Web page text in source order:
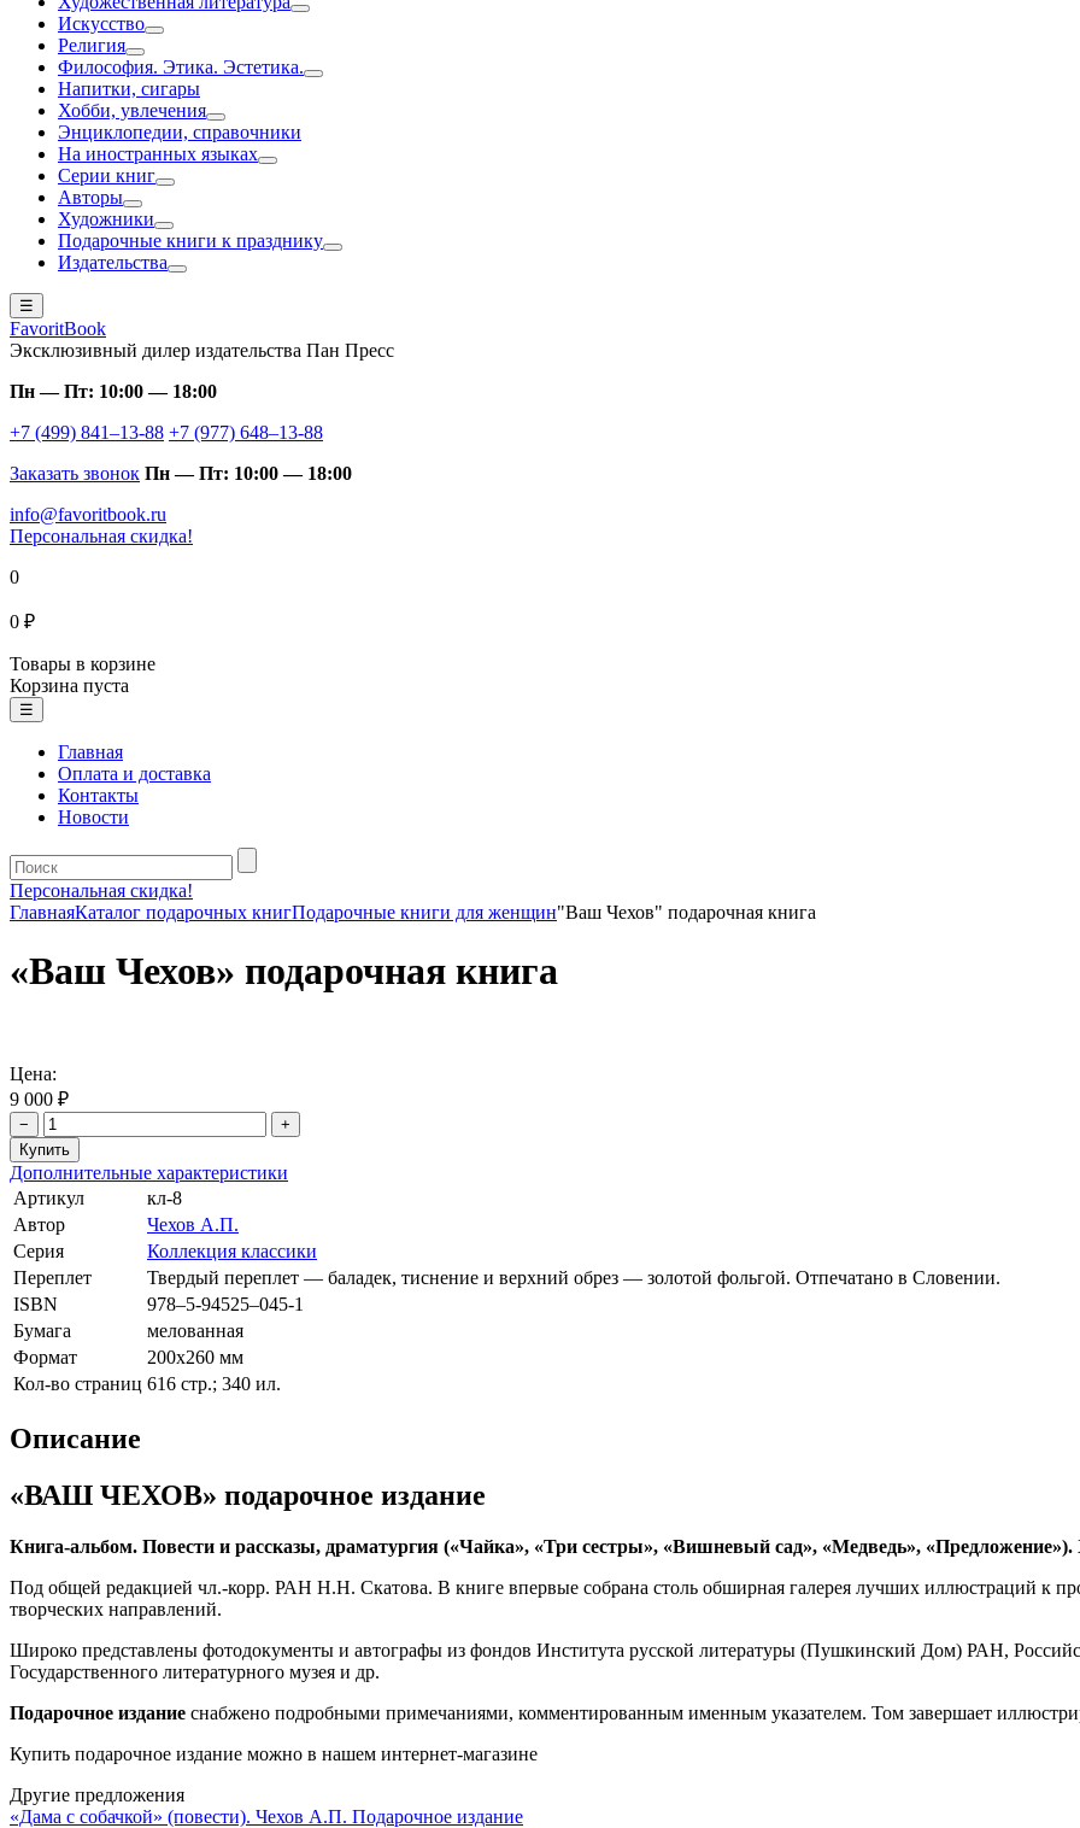
Искусство
Религия
Философия. Этика. Эстетика.
Напитки, сигары
Хобби, увлечения
Энциклопедии, справочники
На иностранных языках
Серии книг
Авторы
Художники
Подарочные книги к празднику
Издательства
☰
FavoritBook
Эксклюзивный дилер издательства Пан Пресс
Пн — Пт: 10:00 — 18:00
+7 (499) 841–13-88 +7 (977) 648–13-88
Заказать звонок Пн — Пт: 10:00 — 18:00
info@favoritbook.ru
Персональная скидка!
0
0 ₽
Товары в корзине
Корзина пуста
☰
Главная
Оплата и доставка
Контакты
Новости
Персональная скидка!
ГлавнаяКаталог подарочных книгПодарочные книги для женщин"Ваш Чехов" подарочная книга
«Ваш Чехов» подарочная книга
Цена:
9 000 ₽
− +
Дополнительные характеристики
Артикул
кл-8
Автор
Чехов А.П.
Серия
Коллекция классики
Переплет
Твердый переплет — баладек, тиснение и верхний обрез — золотой фольгой. Отпечатано в Словении.
ISBN
978–5-94525–045-1
Бумага
мелованная
Формат
200х260 мм
Кол-во страниц 616 стр.; 340 ил.
Описание
«ВАШ ЧЕХОВ» подарочное издание
Книга-альбом. Повести и рассказы, драматургия («Чайка», «Три сестры», «Вишневый сад», «Медведь»,
Под общей редакцией чл.-корр. РАН Н.Н. Скатова. В книге впервые собрана столь обширная галерея лучших иллюстраций к
творческих направлений.
Широко представлены фотодокументы и автографы из фондов Института русской литературы (Пушкинский Дом) РАН,
Государственного литературного музея и др.
Подарочное издание снабжено подробными примечаниями, комментированным именным указателем. Том завершает
Купить подарочное издание можно в нашем интернет-магазине
Другие предложения
«Дама с собачкой» (повести). Чехов А.П. Подарочное издание